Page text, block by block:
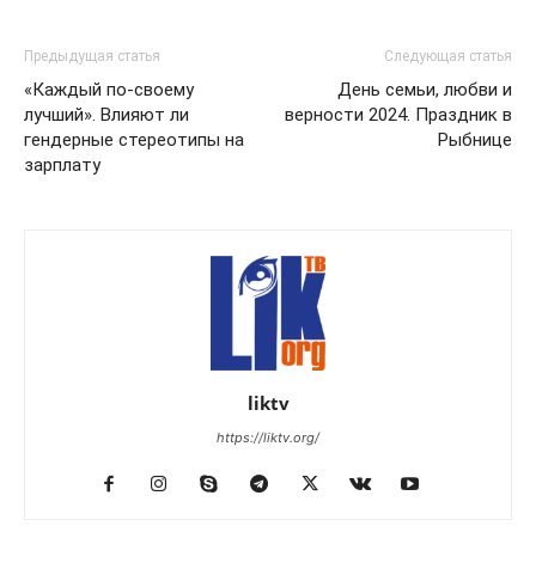
Предыдущая статья
«Каждый по-своему
лучший». Влияют ли
гендерные стереотипы на
зарплату
Следующая статья
День семьи, любви и
верности 2024. Праздник в
Рыбнице
liktv
https://liktv.org/